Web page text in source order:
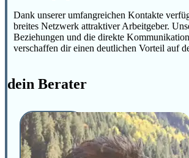
Dank unserer umfangreichen Kontakte
breites Netzwerk attraktiver Arbeitgeber.
Beziehungen und die direkte
verschaffen dir einen deutlichen Vorteil auf
dein Berater